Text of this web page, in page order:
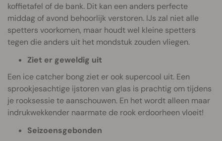
koffietafel of de bank. Dit kan een anders perfecte
middag of avond behoorlijk verstoren. IJs zal niet alle
spetters voorkomen, maar houdt wel kleine spetters
tegen die anders uit het mondstuk zouden vliegen.
Ziet er geweldig uit
Een ice catcher bong ziet er ook supercool uit. Een
sprookjesachtige ijstoren van glas is prachtig om tijdens
je rooksessie te aanschouwen. En het wordt alleen maar
indrukwekkender naarmate de rook erdoorheen vloeit!
Seizoensgebonden